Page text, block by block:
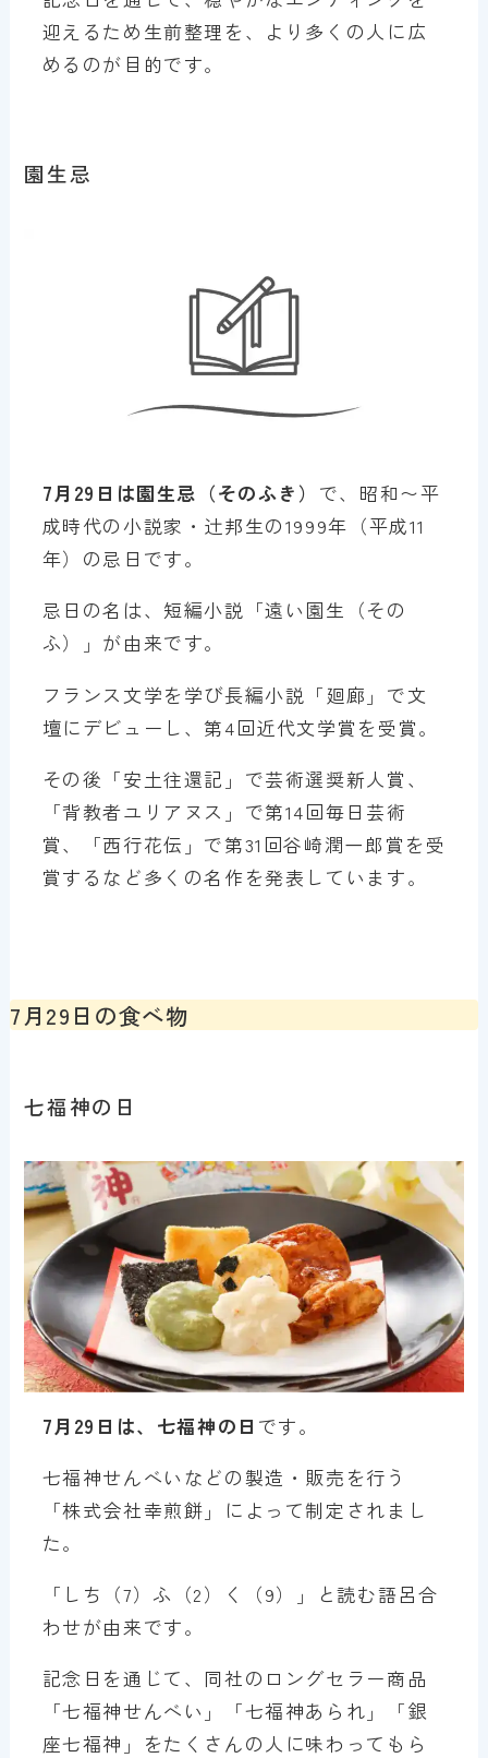
迎えるため生前整理を、より多くの人に広
めるのが目的です。
園生忌
7月29日は園生忌（そのふき） で、昭和〜平
成時代の小説家・辻邦生の1999年（平成11
年）の忌日です。
忌日の名は、短編小説「遠い園生（その
ふ）」が由来です。
フランス文学を学び長編小説「廻廊」で文
壇にデビューし、第4回近代文学賞を受賞。
その後「安土往還記」で芸術選奨新人賞、
「背教者ユリアヌス」で第14回毎日芸術
賞、「西行花伝」で第31回谷崎潤一郎賞を受
賞するなど多くの名作を発表しています。
7月29日の食べ物
七福神の日
7月29日は、七福神の日 です。
七福神せんべいなどの製造・販売を行う
「株式会社幸煎餅」によって制定されまし
た。
「しち（7）ふ（2）く（9）」と読む語呂合
わせが由来です。
記念日を通じて、同社のロングセラー商品
「七福神せんべい」「七福神あられ」「銀
座七福神」をたくさんの人に味わってもら